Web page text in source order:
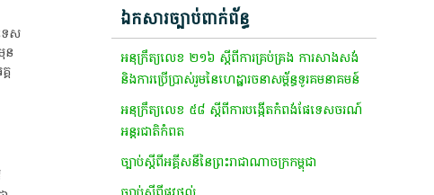
េស​
ន​
ឯកសារច្បាប់ពាក់ព័ន្ធ
អនុក្រឹត្យលេខ ២១៦ ស្តីពីការគ្រប់គ្រង ការសាងសង់
និងការប្រើប្រាស់រួមនៃហេដ្ឋារចនាសម្ព័ន្ធទូរគមនាគមន៍
អនុក្រឹត្យលេខ ៥៨ ស្តីពីការបង្កើតកំពង់ផែទេសចរណ៍
អន្តរជាតិកំពត
ច្បាប់​ស្តី​ពី​អគ្គីសនី​នៃ​ព្រះ​រាជា​ណា​ចក្រ​កម្ពុជា​